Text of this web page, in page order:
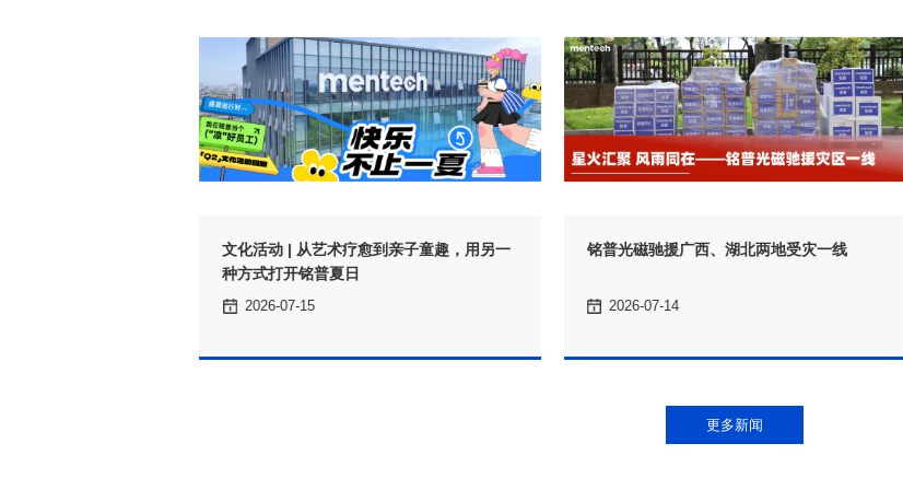
种方式打开铭普夏日
2026-07-15
铭普光磁驰援广西、湖北两地受灾一线
2026-07-14
更多新闻